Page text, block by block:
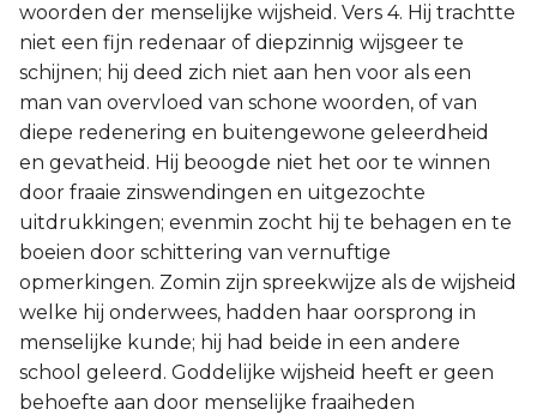
woorden der menselijke wijsheid. Vers 4. Hij trachtte
niet een fijn redenaar of diepzinnig wijsgeer te
schijnen; hij deed zich niet aan hen voor als een
man van overvloed van schone woorden, of van
diepe redenering en buitengewone geleerdheid
en gevatheid. Hij beoogde niet het oor te winnen
door fraaie zinswendingen en uitgezochte
uitdrukkingen; evenmin zocht hij te behagen en te
boeien door schittering van vernuftige
opmerkingen. Zomin zijn spreekwijze als de wijsheid
welke hij onderwees, hadden haar oorsprong in
menselijke kunde; hij had beide in een andere
school geleerd. Goddelijke wijsheid heeft er geen
behoefte aan door menselijke fraaiheden